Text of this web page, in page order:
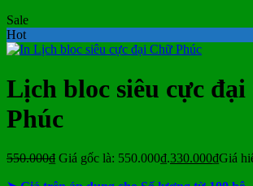
Sale
Hot
Lịch bloc siêu cực
Phúc
550.000₫ Giá gốc là: 550.000₫.330.000₫Giá